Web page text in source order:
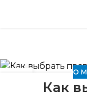
О
Как